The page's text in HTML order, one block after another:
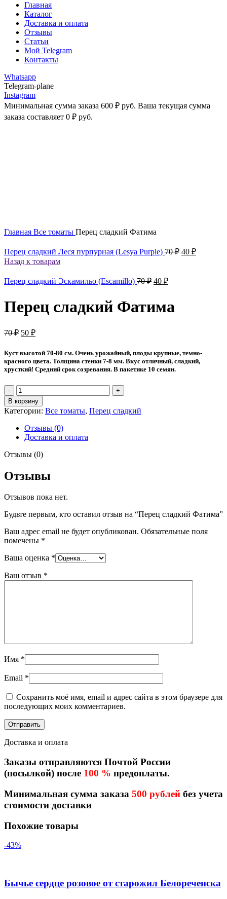
Главная
Каталог
Доставка и оплата
Отзывы
Статьи
Мой Telegram
Контакты
Whatsapp
Telegram-plane
Instagram
Минимальная сумма заказа 600 ₽ руб. Ваша текущая сумма
заказа составляет 0 ₽ руб.
Главная Все томаты Перец сладкий Фатима
Перец сладкий Леся пурпурная (Lesya Purple) 70₽ 40 ₽Текущая
Назад к товарам
Перец сладкий Эскамильо (Escamillo) 70₽ Первоначальная
70 ₽.
40 ₽Текущая
Перец сладкий Фатима
70₽ Первоначальная
составляла
70 ₽.
50 ₽Текущая
50 ₽.
Куст высотой 70-80 см. Очень урожайный, плоды крупные, темно-
красного цвета. Толщина стенки 7-8 мм. Вкус отличный, сладкий,
хрусткий! Средний срок созревания. В пакетике 10 семян.
Количество
товара
Перец
сладкий
Фатима
В корзину
Категории: Все томаты, Перец сладкий
Отзывы (0)
Доставка и оплата
Отзывы (0)
Отзывы
Отзывов пока нет.
Будьте первым, кто оставил отзыв на “Перец сладкий Фатима”
Ваш адрес email не будет опубликован. Обязательные поля
помечены *
Ваша оценка *
Ваш отзыв *
Имя *
Email *
Сохранить моё имя, email и адрес сайта в этом браузере для
последующих моих комментариев.
Доставка и оплата
Заказы отправляются Почтой России
(посылкой) после 100 % предоплаты.
Минимальная сумма заказа 500 рублей без учета
стоимости доставки
Похожие товары
-43%
Бычье сердце розовое от старожил Белореченска